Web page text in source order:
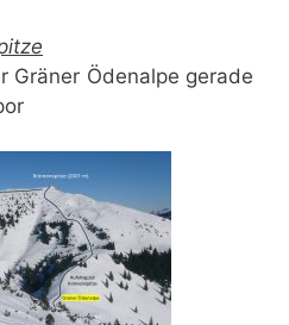
Gräner Ödenalpe gerade